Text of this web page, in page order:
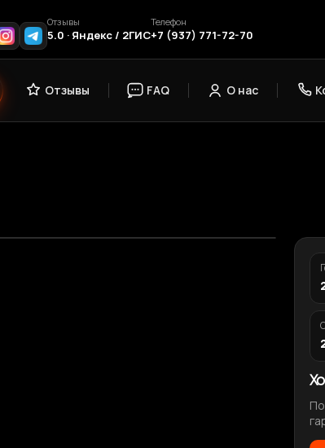
Отзывы
5.0 · Яндекс / 2ГИС
Телефон
+7 (937) 771-72-70
Отзывы FAQ О нас